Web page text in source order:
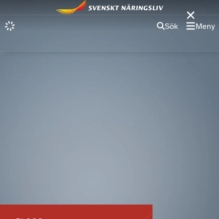
Sök Meny